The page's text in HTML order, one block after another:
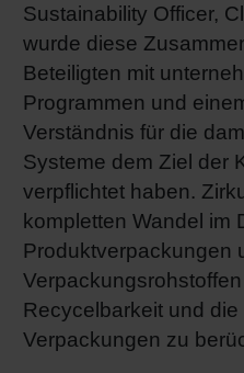
Sustainability Officer,
wurde diese
Beteiligten mit
Programmen und
Verständnis für die
Systeme dem Ziel der
verpflichtet haben.
kompletten Wandel im
Produktverpackungen
Recycelbarkeit und
Verpackungen zu